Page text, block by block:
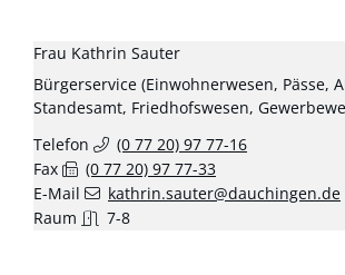
Frau Kathrin Sauter
Bürgerservice (Einwohnerwesen, Pässe,
Standesamt, Friedhofswesen,
Telefon
(0 77 20) 97 77-16
Fax
(0 77 20) 97 77-33
E-Mail
kathrin.sauter@dauchingen.de
Raum
7-8